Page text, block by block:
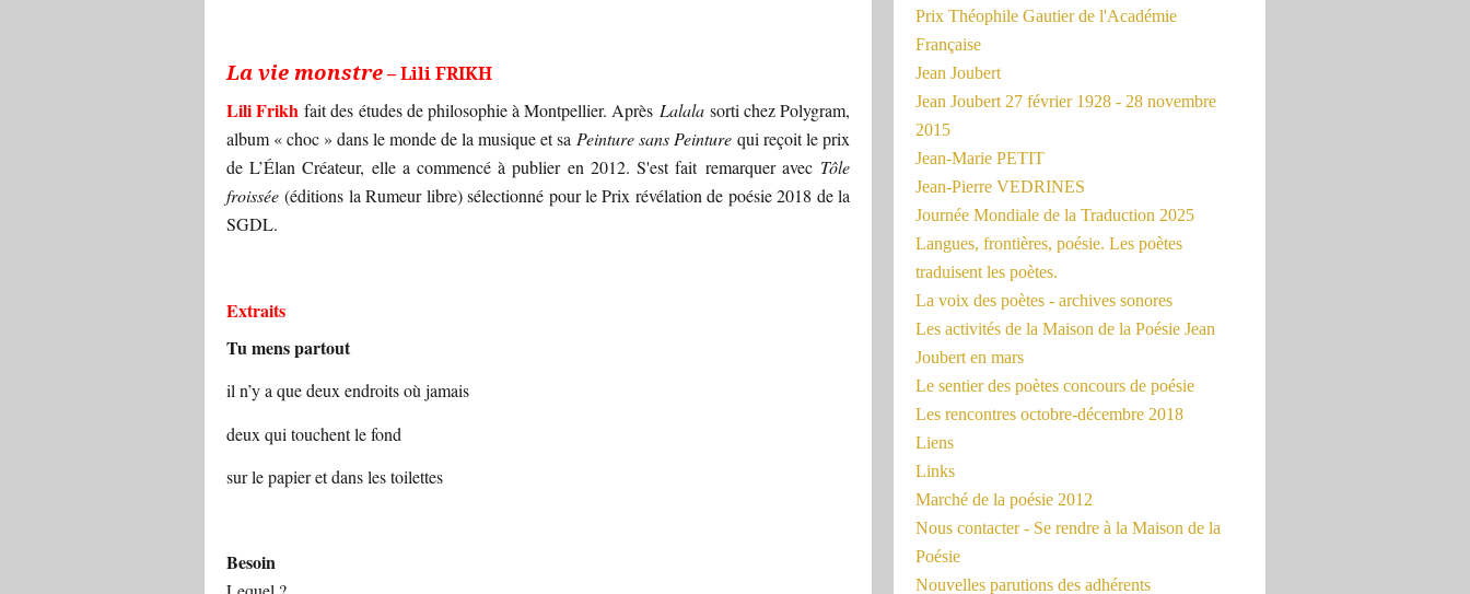
La vie monstre–Lili FRIKH
Lili Frikh fait des études de philosophie à Montpellier. Après Lalalasorti chez Polygram,
album « choc » dans le monde de la musique et sa Peinture sans Peinture qui reçoit le prix
de L’Élan Créateur, elle a commencé à publier en 2012. S'est fait remarquer avec Tôle
froissée (éditions la Rumeur libre) sélectionné pour le Prix révélation de poésie 2018 de la
SGDL.
Extraits
Tu mens partout
il n’y a que deux endroits où jamais
deux qui touchent le fond
sur le papier et dans les toilettes
Besoin
Prix Théophile Gautier de l'Académie
Française
Jean Joubert
Jean Joubert 27 février 1928 - 28 novembre
2015
Jean-Marie PETIT
Jean-Pierre VEDRINES
Journée Mondiale de la Traduction 2025
Langues, frontières, poésie. Les poètes
traduisent les poètes.
La voix des poètes - archives sonores
Les activités de la Maison de la Poésie Jean
Joubert en mars
Le sentier des poètes concours de poésie
Les rencontres octobre-décembre 2018
Liens
Links
Marché de la poésie 2012
Nous contacter - Se rendre à la Maison de la
Poésie
Nouvelles parutions des adhérents